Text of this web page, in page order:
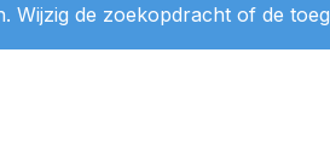
Wijzig de zoekopdracht of de